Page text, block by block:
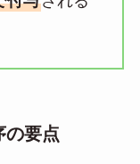
の要点